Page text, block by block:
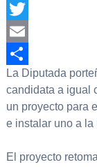
Facebook
Twitter
Email
Compartir
La Diputada
candidata a igual
un proyecto para
e instalar uno a la
El proyecto